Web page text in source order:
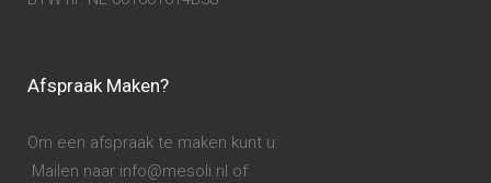
Afspraak Maken?
Om een afspraak te maken kunt u:
Mailen naar info@mesoli.nl of